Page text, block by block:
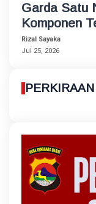
Garda Satu
Komponen
Rizal Sayaka
Jul 25, 2026